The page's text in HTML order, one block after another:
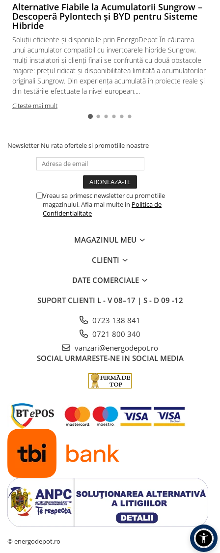
Alternative Fiabile la Acumulatorii Sungrow –
Descoperă Pylontech și BYD pentru Sisteme
Hibride
Soluții eficiente și disponibile prin EnergoDepot În căutarea
unui acumulator compatibil cu invertoarele hibride Sungrow,
mulți instalatori și clienți finali se confruntă cu două obstacole
majore: prețul ridicat și disponibilitatea limitată a acumulatorilor
originali Sungrow. Din experiența acumulată în proiecte reale și
din testările efectuate la nivel european,...
Citeste mai mult
Newsletter Nu rata ofertele si promotiile noastre
Vreau sa primesc newsletter cu promotiile
magazinului. Afla mai multe in Politica de
Confidentialitate
MAGAZINUL MEU
CLIENTI
DATE COMERCIALE
SUPORT CLIENTI L - V 08–17 | S - D 09 -12
0723 138 841
0721 800 340
vanzari@energodepot.ro
SOCIAL URMARESTE-NE IN SOCIAL MEDIA
© energodepot.ro